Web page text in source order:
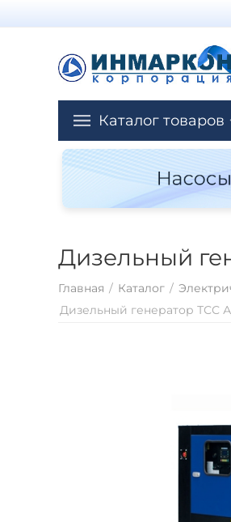
Каталог товаров
Дизельный
Главная / Каталог /